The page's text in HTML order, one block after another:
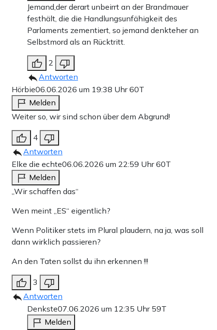
Jemand,der derart unbeirrt an der Brandmauer
festhält, die die Handlungsunfähigkeit des
Parlaments zementiert, so jemand denkteher an
Selbstmord als an Rücktritt.
2
Antworten
Hörbie06.06.2026 um 19:38 Uhr60T
Melden
Weiter so, wir sind schon über dem Abgrund!
4
Antworten
Elke die echte06.06.2026 um 22:59 Uhr60T
Melden
„Wir schaffen das“
Wen meint „ES“ eigentlich?
Wenn Politiker stets im Plural plaudern, na ja, was soll
dann wirklich passieren?
An den Taten sollst du ihn erkennen !!!
3
Antworten
Denkste07.06.2026 um 12:35 Uhr 59T
Melden